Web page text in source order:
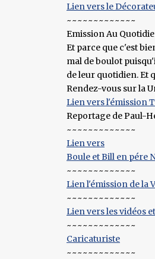
Lien vers le
~~~~~~~~~~~~~
Emission Au
Et parce que c'est
mal de boulot
de leur quotidien. Et
Rendez-vous sur la
Lien vers l'émission
Reportage de Paul-
~~~~~~~~~~~~~
Lien vers
Boule et Bill en pére
~~~~~~~~~~~~~
Lien l'émission de la
~~~~~~~~~~~~~
Lien vers les vidéos
~~~~~~~~~~~~~
Caricaturiste
~~~~~~~~~~~~~